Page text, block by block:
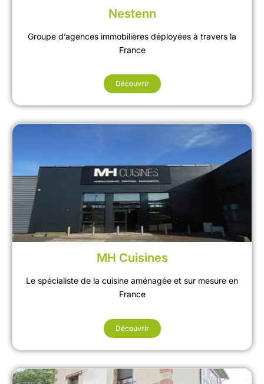
Nestenn
Groupe d’agences immobilières déployées à travers la
France
Découvrir
MH Cuisines
Le spécialiste de la cuisine aménagée et sur mesure en
France
Découvrir